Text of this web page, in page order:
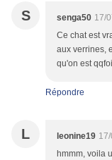
S senga50 17/
Ce chat est
aux verrines,
qu'on est
Répondre
L leonine19
hmmm, voila